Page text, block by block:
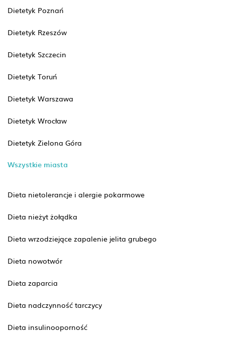
Dietetyk Poznań
Dietetyk Rzeszów
Dietetyk Szczecin
Dietetyk Toruń
Dietetyk Warszawa
Dietetyk Wrocław
Dietetyk Zielona Góra
Wszystkie miasta
Dieta nietolerancje i alergie pokarmowe
Dieta nieżyt żołądka
Dieta wrzodziejące zapalenie jelita grubego
Dieta nowotwór
Dieta zaparcia
Dieta nadczynność tarczycy
Dieta insulinooporność